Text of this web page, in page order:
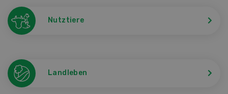
Nutztiere
Landleben